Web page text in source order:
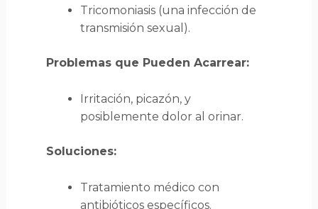
Tricomoniasis (una infección de
transmisión sexual).
Problemas que Pueden Acarrear:
Irritación, picazón, y
posiblemente dolor al orinar.
Soluciones:
Tratamiento médico con
antibióticos específicos.